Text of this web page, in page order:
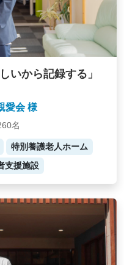
いから記録する」
愛会 様
名
特別養護老人ホーム
支援施設